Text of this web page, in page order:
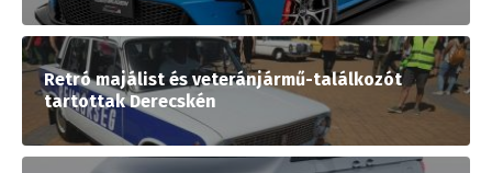
Retró majálist és veteránjármű-találkozót
tartottak Derecskén